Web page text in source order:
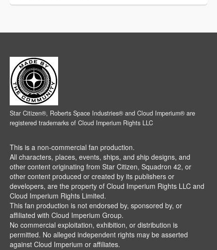
Star Citizen®, Roberts Space Industries® and Cloud Imperium® are
registered trademarks of Cloud Imperium Rights LLC
This is a non-commercial fan production.
All characters, places, events, ships, and ship designs, and
other content originating from Star Citizen, Squadron 42, or
other content produced or created by its publishers or
developers, are the property of Cloud Imperium Rights LLC and
Cloud Imperium Rights Limited.
This fan production is not endorsed by, sponsored by, or
affiliated with Cloud Imperium Group.
No commercial exploitation, exhibition, or distribution is
permitted. No alleged independent rights may be asserted
against Cloud Imperium or affiliates.